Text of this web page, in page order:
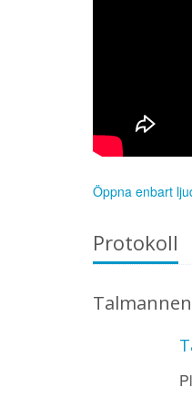
Öppna enbart
Protokoll